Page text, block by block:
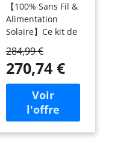
Camera
Surveillance
WiFi Solaire
avec 10"
Moniteur 1TB
HDD, 10CH
NVR 4MP
Video
Surveillance
Exterieur
Solaire Vision
【100% Sans Fil &
Alimentation
Solaire】Ce kit de
WiFi solaire est
équipé d'une
batterie haute
capacité et d'un
panneau solaire,
offrant une
autonomie de 2 à 3
284,99 €
270,74 €